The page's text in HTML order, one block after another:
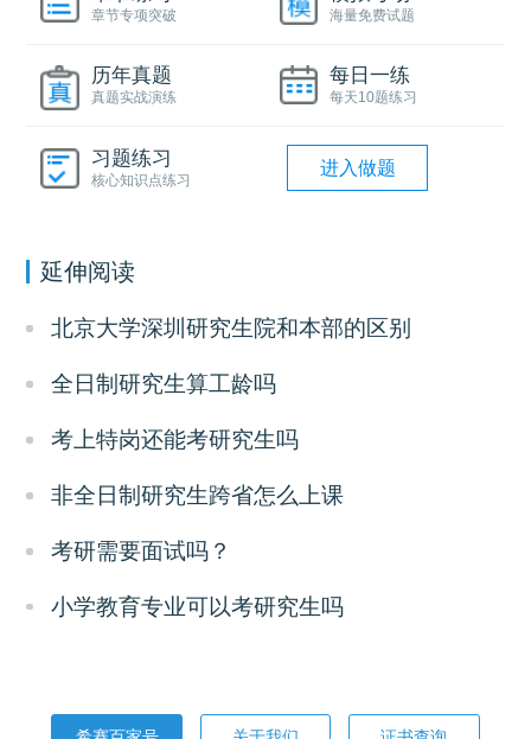
章节专项突破 海量免费试题
历年真题
真题实战演练
每日一练
每天10题练习
习题练习
核心知识点练习
进入做题
延伸阅读
北京大学深圳研究生院和本部的区别
全日制研究生算工龄吗
考上特岗还能考研究生吗
非全日制研究生跨省怎么上课
考研需要面试吗？
小学教育专业可以考研究生吗